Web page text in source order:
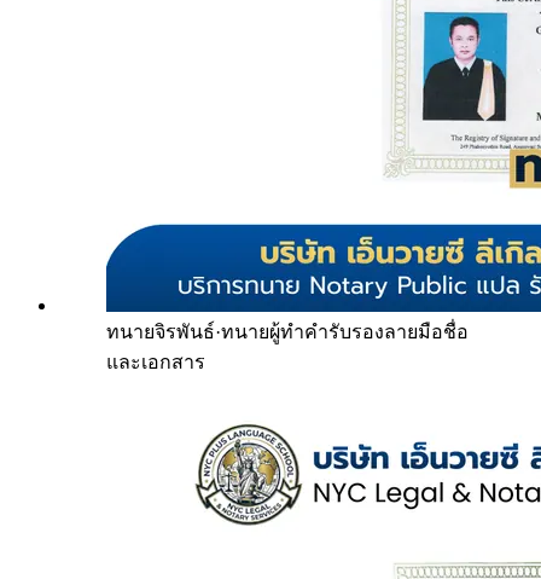
ทนายจิรพันธ์·ทนายผู้ทำคำรับรองลายมือชื่อ
และเอกสาร